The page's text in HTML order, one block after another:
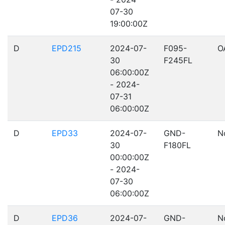
07-30
19:00:00Z
D EPD215
2024-07-
30
06:00:00Z
- 2024-
07-31
06:00:00Z
F095-
F245FL
D EPD33
2024-07-
30
00:00:00Z
- 2024-
07-30
06:00:00Z
GND-
F180FL
D EPD36 2024-07- GND-